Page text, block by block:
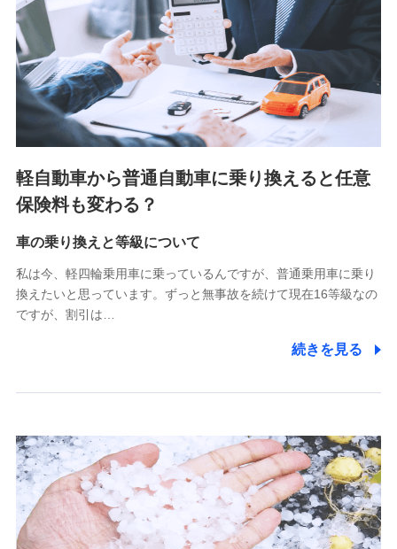
株式会社アシロ少額短期保険 (https://kailash.co.jp/)
SBIいきいき少額短期保険会社 (https://www.i-
sedai.com/)
SBIペット少額短期保険株式会社 (https://www.sbipet-
ssi.co.jp/)
SBIリスタ少額短期保険会社
(https://www.jishin.co.jp/)
スマートプラス少額短期保険株式会社
チューリッヒ少額短期保険株式会社
(https://www.zurichssi.co.jp/)
(https://www.tokiomarine-x.co.jp/)
(https://pshoken.co.jp/)
リトルファミリー少額短期保険株式会社
(https://www.littlefamily-ssi.com/)
郵便、電話、およびＥメール等により、当社と取引のあるも
た維持管理等の委託業務遂行のため、またそれらに付帯、関
連する当社および提携会社のサービスを案内、提供するため
（なお、当社は複数の保険会社と取引があり、取得した個人
情報を取引のある他の保険会社の商品・サービスをご提案す
るために利用させていただくことがあります。）
上記に係る連絡・手続き・管理等付帯業務を行うため
軽自動車から普通自動車に乗り換えると任意
保険料も変わる？
車の乗り換えと等級について
私は今、軽四輪乗用車に乗っているんですが、普通乗用車に乗り
換えたいと思っています。ずっと無事故を続けて現在16等級なの
ですが、割引は…
続きを見る